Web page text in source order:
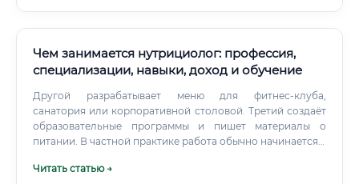
Чем занимается нутрициолог: профессия,
специализации, навыки, доход и обучение
Другой разрабатывает меню для фитнес-клуба,
санатория или корпоративной столовой. Третий создаёт
образовательные программы и пишет материалы о
питании. В частной практике работа обычно начинается с
Читать статью →